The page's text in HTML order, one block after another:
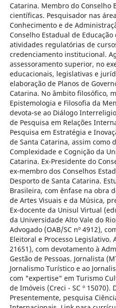
Catarina. Membro do Conselho
científicas. Pesquisador nas
Conhecimento e de
Conselho Estadual de
atividades regulatórias de
credenciamento institucional.
assessoramento superior, no
educacionais, legislativas e
elaboração de Planos de
Catarina. No âmbito filosófico,
Epistemologia e Filosofia da
devota-se ao Diálogo
de Pesquisa em Relações
Pesquisa em Estratégia e
de Santa Catarina, assim como
Complexidade e Cognição da
Catarina. Ex-Presidente do
ex-membro dos Conselhos
Desporto de Santa Catarina.
Brasileira, com ênfase na obra
de Artes Visuais e da Música,
Ex-docente da Unisul Virtual
da Universidade Alto Vale do
Advogado (OAB/SC nº 4912),
Eleitoral e Processo Legislativo.
21651), com devotamento à
Gestão de Pessoas. Jornalista
Jornalismo Turístico e ao
com "expertise" em Turismo
de Imóveis (Creci - SC º
Presentemente, pesquisa